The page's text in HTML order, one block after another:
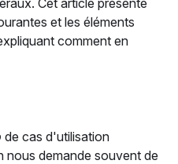
Cet article présente
et les éléments
comment en
de cas d'utilisation
nous demande souvent de